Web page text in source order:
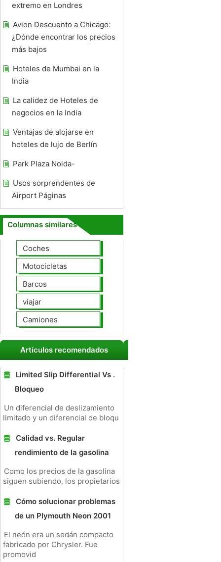
extremo en Londres
Avion Descuento a Chicago:
¿Dónde encontrar los precios
más bajos
Hoteles de Mumbai en la
India
La calidez de Hoteles de
negocios en la India
Ventajas de alojarse en
hoteles de lujo de Berlín
Park Plaza Noida-
Usos sorprendentes de
Airport Páginas
Columnas similares
Coches
Motocicletas
Barcos
viajar
Camiones
Artículos recomendados
Limited Slip Differential Vs .
Bloqueo
Un diferencial de deslizamiento
limitado y un diferencial de bloqu
Calidad vs. Regular
rendimiento de la gasolina
Como los precios de la gasolina
siguen subiendo, los propietarios
Cómo solucionar problemas
de un Plymouth Neon 2001
El neón era un sedán compacto
fabricado por Chrysler. Fue
promovid